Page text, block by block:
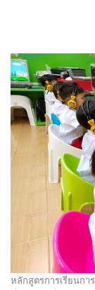
หลักสูตรการเรียนก